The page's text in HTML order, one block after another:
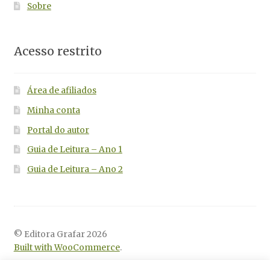
Sobre
Acesso restrito
Área de afiliados
Minha conta
Portal do autor
Guia de Leitura – Ano 1
Guia de Leitura – Ano 2
© Editora Grafar 2026
Built with WooCommerce.